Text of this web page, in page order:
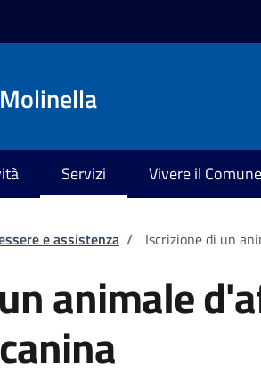
Servizi Vivere il Comune
e assistenza / Iscrizione di un
animale